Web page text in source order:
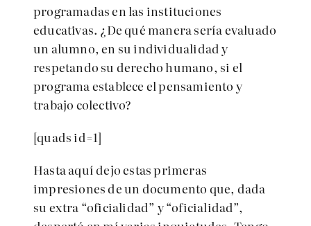
programadas en las instituciones
educativas. ¿De qué manera sería evaluado
un alumno, en su individualidad y
respetando su derecho humano, si el
programa establece el pensamiento y
trabajo colectivo?
[quads id=1]
Hasta aquí dejo estas primeras
impresiones de un documento que, dada
su extra “oficialidad” y “oficialidad”,